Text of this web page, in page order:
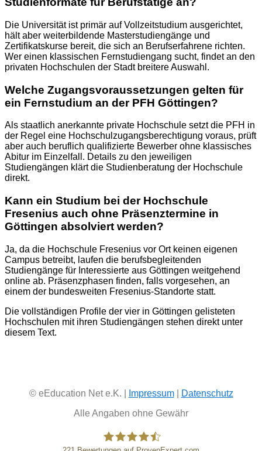
Die Universität ist primär auf Vollzeitstudium ausgerichtet,
hält aber weiterbildende Masterstudiengänge und
Zertifikatskurse bereit, die sich an Berufserfahrene richten.
Wer einen klassischen Fernstudiengang sucht, findet an den
privaten Hochschulen der Stadt breitere Auswahl.
Welche Zugangsvoraussetzungen gelten für
ein Fernstudium an der PFH Göttingen?
Als staatlich anerkannte private Hochschule setzt die PFH in
der Regel eine Hochschulzugangsberechtigung voraus, prüft
aber auch beruflich qualifizierte Bewerber ohne klassisches
Abitur im Einzelfall. Details zu den jeweiligen
Studiengängen klärt die Studienberatung der Hochschule
direkt.
Kann ein Studium bei der Hochschule
Fresenius auch ohne Präsenztermine in
Göttingen absolviert werden?
Ja, da die Hochschule Fresenius vor Ort keinen eigenen
Campus betreibt, laufen die berufsbegleitenden
Studiengänge für Interessierte aus Göttingen weitgehend
online ab. Präsenzphasen finden, falls vorgesehen, an
einem der bundesweiten Fresenius-Standorte statt.
Die vollständigen Profile der vier in Göttingen gelisteten
Hochschulen mit ihren Studiengängen stehen direkt unter
diesem Text.
© eEducation Net e.K. | Impressum|
Datenschutz
Alle Angaben ohne Gewähr